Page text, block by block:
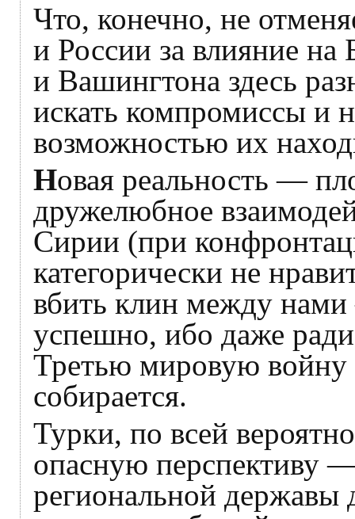
Что, конечно, не
и России за влияние
и Вашингтона здесь
искать компромиссы и
возможностью их
Новая реальность —
дружелюбное
Сирии (при
категорически не
вбить клин между
успешно, ибо даже
Третью мировую войну
собирается.
Турки, по всей
опасную перспективу
региональной державы